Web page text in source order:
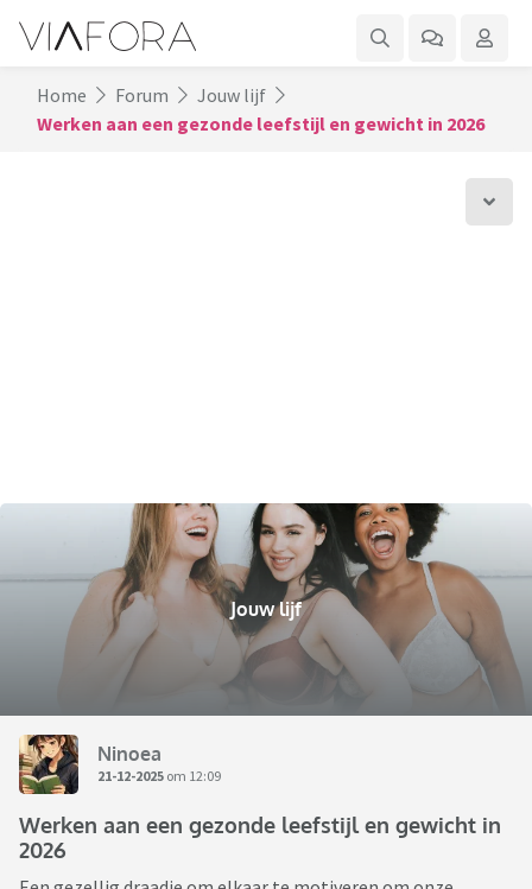
Home Forum
Jouw lijf
Werken aan een gezonde leefstijl en gewicht in 2026
Jouw lijf
Ninoea
21-12-2025 om 12:09
Werken aan een gezonde leefstijl en gewicht in
2026